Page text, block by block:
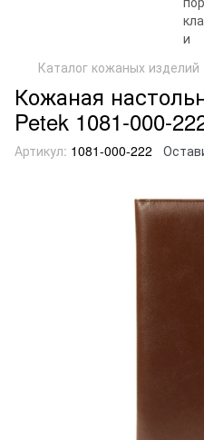
Каталог кожаных изделий
Кожаная
Petek 1081-000-
Артикул: 1081-000-222